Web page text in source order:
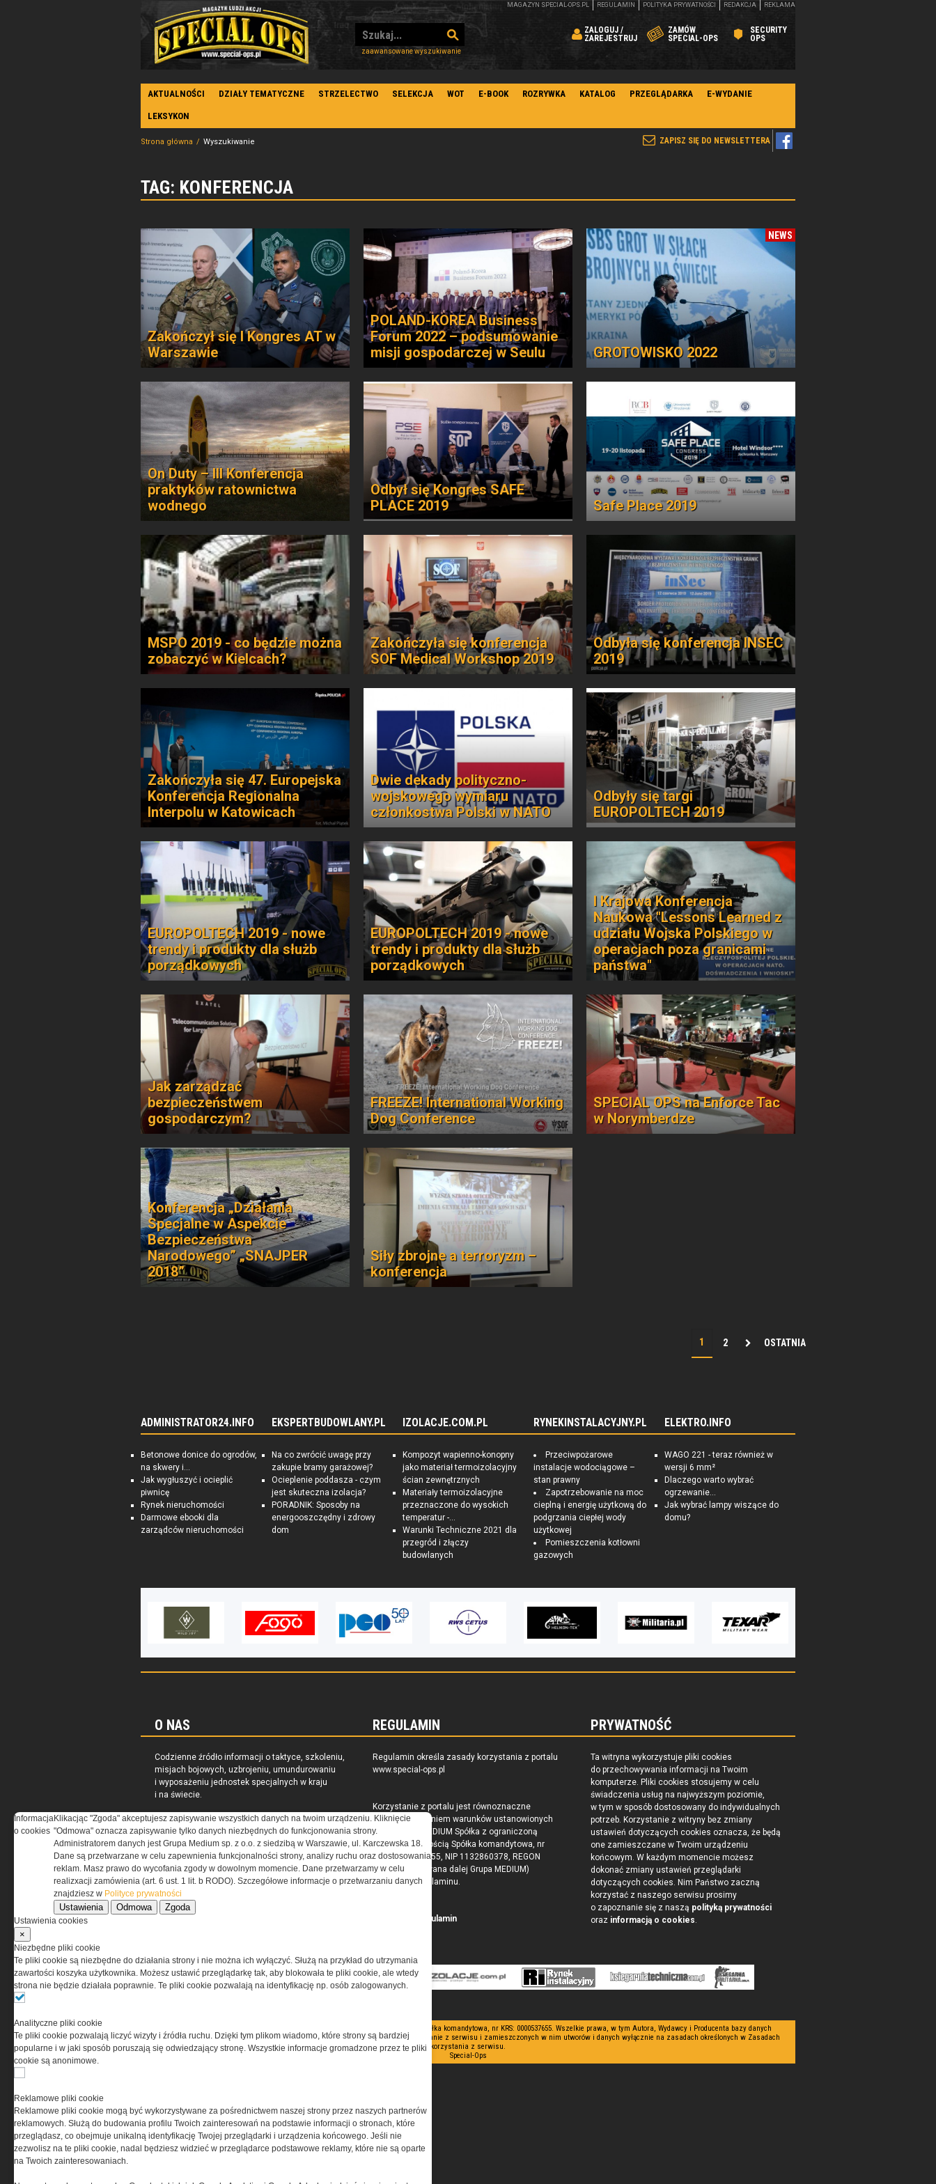
zaawansowane wyszukiwanie
ZALOGUJ /
ZAREJESTRUJ
ZAMÓW
SPECIAL-OPS
SECURITY
OPS
MAGAZYN SPECIAL-OPS.PL REGULAMIN POLITYKA PRYWATNOŚCI REDAKCJA REKLAMA
AKTUALNOŚCI DZIAŁY TEMATYCZNE STRZELECTWO SELEKCJA WOT E-BOOK ROZRYWKA KATALOG PRZEGLĄDARKA E-WYDANIE
LEKSYKON
ZAPISZ SIĘ DO NEWSLETTERA
Strona główna Wyszukiwanie
TAG: KONFERENCJA
Zakończył się I Kongres AT w
Warszawie
POLAND-KOREA Business
Forum 2022 – podsumowanie
misji gospodarczej w Seulu
NEWS
GROTOWISKO 2022
On Duty – III Konferencja
praktyków ratownictwa
wodnego
Odbył się Kongres SAFE
PLACE 2019
Safe Place 2019
MSPO 2019 - co będzie można
zobaczyć w Kielcach?
Zakończyła się konferencja
SOF Medical Workshop 2019
Odbyła się konferencja INSEC
2019
Zakończyła się 47. Europejska
Konferencja Regionalna
Interpolu w Katowicach
Dwie dekady polityczno-
wojskowego wymiaru
członkostwa Polski w NATO
Odbyły się targi
EUROPOLTECH 2019
EUROPOLTECH 2019 - nowe
trendy i produkty dla służb
porządkowych
EUROPOLTECH 2019 - nowe
trendy i produkty dla służb
porządkowych
I Krajowa Konferencja
Naukowa "Lessons Learned z
udziału Wojska Polskiego w
operacjach poza granicami
państwa"
Jak zarządzać
bezpieczeństwem
gospodarczym?
FREEZE! International Working
Dog Conference
SPECIAL OPS na Enforce Tac
w Norymberdze
Konferencja „Działania
Specjalne w Aspekcie
Bezpieczeństwa
Narodowego” „SNAJPER
2018”
Siły zbrojne a terroryzm –
konferencja
2 OSTATNIA
ADMINISTRATOR24.INFO
Betonowe donice do ogrodów,
na skwery i...
Jak wygłuszyć i ocieplić
piwnicę
Rynek nieruchomości
Darmowe ebooki dla
zarządców nieruchomości
EKSPERTBUDOWLANY.PL
Na co zwrócić uwagę przy
zakupie bramy garażowej?
Ocieplenie poddasza - czym
jest skuteczna izolacja?
PORADNIK: Sposoby na
energooszczędny i zdrowy
dom
IZOLACJE.COM.PL
Kompozyt wapienno-konopny
jako materiał termoizolacyjny
ścian zewnętrznych
Materiały termoizolacyjne
przeznaczone do wysokich
temperatur -...
Warunki Techniczne 2021 dla
przegród i złączy
budowlanych
RYNEKINSTALACYJNY.PL
Przeciwpożarowe
instalacje wodociągowe –
stan prawny
Zapotrzebowanie na moc
cieplną i energię użytkową do
podgrzania ciepłej wody
użytkowej
Pomieszczenia kotłowni
gazowych
ELEKTRO.INFO
WAGO 221 - teraz również w
wersji 6 mm²
Dlaczego warto wybrać
ogrzewanie...
Jak wybrać lampy wiszące do
domu?
O NAS
Codzienne źródło informacji o taktyce, szkoleniu,
misjach bojowych, uzbrojeniu, umundurowaniu
i wyposażeniu jednostek specjalnych w kraju
i na świecie.
REGULAMIN
Regulamin określa zasady korzystania z portalu
www.special-ops.pl
Korzystanie z portalu jest równoznaczne
z zaakceptowaniem warunków ustanowionych
przez Grupa MEDIUM Spółka z ograniczoną
odpowiedzialnością Spółka komandytowa, nr
KRS: 0000537655, NIP 1132860378, REGON
146393437 (zwana dalej Grupa MEDIUM)
w postaci Regulaminu.
Przeczytaj regulamin
PRYWATNOŚĆ
Ta witryna wykorzystuje pliki cookies
do przechowywania informacji na Twoim
komputerze. Pliki cookies stosujemy w celu
świadczenia usług na najwyższym poziomie,
w tym w sposób dostosowany do indywidualnych
potrzeb. Korzystanie z witryny bez zmiany
ustawień dotyczących cookies oznacza, że będą
one zamieszczane w Twoim urządzeniu
końcowym. W każdym momencie możesz
dokonać zmiany ustawień przeglądarki
dotyczących cookies. Nim Państwo zaczną
korzystać z naszego serwisu prosimy
o zapoznanie się z naszą polityką prywatności
oraz informacją o cookies.
Copyright © 2004-2019 Grupa MEDIUM Spółka z ograniczoną odpowiedzialnością Spółka komandytowa, nr KRS: 0000537655. Wszelkie prawa, w tym Autora, Wydawcy i Producenta bazy danych
zastrzeżone. Jakiekolwiek dalsze rozpowszechnianie artykułów zabronione. Korzystanie z serwisu i zamieszczonych w nim utworów i danych wyłącznie na zasadach określonych w Zasadach
korzystania z serwisu.
Special-Ops
Informacja
o cookies
Klikacjąc "Zgoda" akceptujesz zapisywanie wszystkich danych na twoim urządzeniu. Kliknięcie
"Odmowa" oznacza zapisywanie tylko danych niezbędnych do funkcjonowania strony.
Administratorem danych jest Grupa Medium sp. z o.o. z siedzibą w Warszawie, ul. Karczewska 18.
Dane są przetwarzane w celu zapewnienia funkcjonalności strony, analizy ruchu oraz dostosowania
reklam. Masz prawo do wycofania zgody w dowolnym momencie. Dane przetwarzamy w celu
realizxacji zamówienia (art. 6 ust. 1 lit. b RODO). Szczegółowe informacje o przetwarzaniu danych
znajdziesz w Polityce prywatności
Ustawienia Odmowa Zgoda
Ustawienia cookies
×
Niezbędne pliki cookie
Te pliki cookie są niezbędne do działania strony i nie można ich wyłączyć. Służą na przykład do utrzymania
zawartości koszyka użytkownika. Możesz ustawić przeglądarkę tak, aby blokowała te pliki cookie, ale wtedy
strona nie będzie działała poprawnie. Te pliki cookie pozwalają na identyfikację np. osób zalogowanych.
Analityczne pliki cookie
Te pliki cookie pozwalają liczyć wizyty i źródła ruchu. Dzięki tym plikom wiadomo, które strony są bardziej
popularne i w jaki sposób poruszają się odwiedzający stronę. Wszystkie informacje gromadzone przez te pliki
cookie są anonimowe.
Reklamowe pliki cookie
Reklamowe pliki cookie mogą być wykorzystywane za pośrednictwem naszej strony przez naszych partnerów
reklamowych. Służą do budowania profilu Twoich zainteresowań na podstawie informacji o stronach, które
przeglądasz, co obejmuje unikalną identyfikację Twojej przeglądarki i urządzenia końcowego. Jeśli nie
zezwolisz na te pliki cookie, nadal będziesz widzieć w przeglądarce podstawowe reklamy, które nie są oparte
na Twoich zainteresowaniach.